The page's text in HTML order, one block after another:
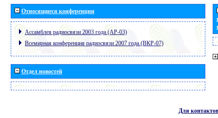
Относящиеся конференции
Ассамблея радиосвязи 2003 года (АР-03)
Всемирная конференция радиосвязи 2007 года (ВКР-07)
Отдел новостей
Для контактов